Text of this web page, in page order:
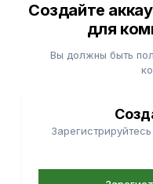
Создайте
для
Вы должны быть